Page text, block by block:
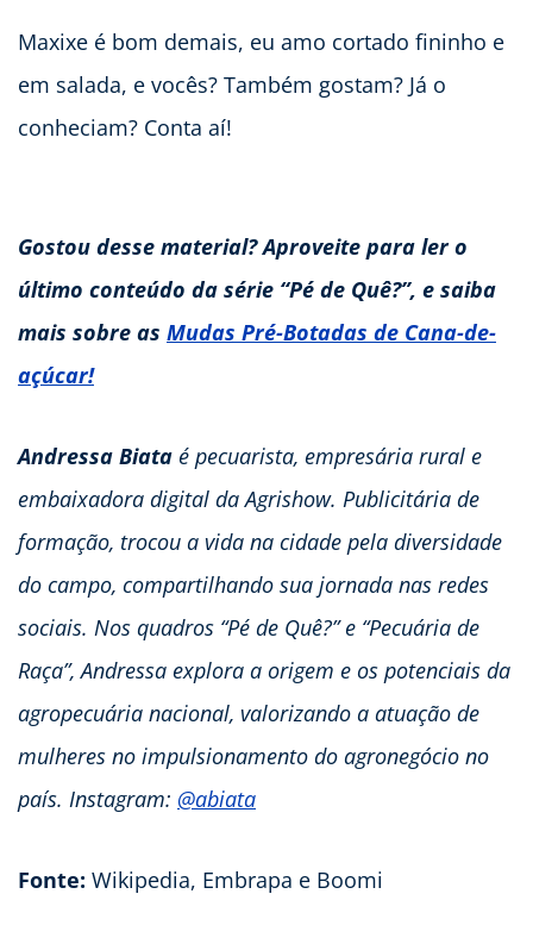
Maxixe é bom demais, eu amo cortado fininho e
em salada, e vocês? Também gostam? Já o
conheciam? Conta aí!
Gostou desse material? Aproveite para ler o
último conteúdo da série “Pé de Quê?”, e saiba
mais sobre as Mudas Pré-Botadas de Cana-de-
açúcar!
Andressa Biata é pecuarista, empresária rural e
embaixadora digital da Agrishow. Publicitária de
formação, trocou a vida na cidade pela diversidade
do campo, compartilhando sua jornada nas redes
sociais. Nos quadros “Pé de Quê?” e “Pecuária de
Raça”, Andressa explora a origem e os potenciais da
agropecuária nacional, valorizando a atuação de
mulheres no impulsionamento do agronegócio no
país. Instagram: @abiata
Fonte: Wikipedia, Embrapa e Boomi